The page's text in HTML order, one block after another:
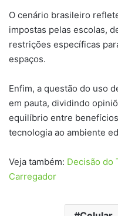
O cenário brasileiro
impostas pelas escolas,
restrições específicas
espaços.
Enfim, a questão do uso
em pauta, dividindo
equilíbrio entre
tecnologia ao ambiente
Veja também: Decisão do
Carregador